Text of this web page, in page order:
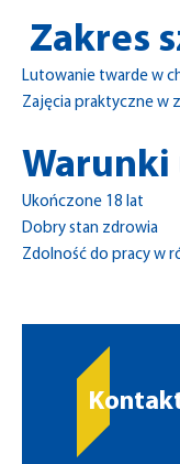
Zakres
Lutowanie twarde w
Zajęcia praktyczne w
Ukończone 18 lat
Dobry stan zdrowia
Zdolność do pracy w